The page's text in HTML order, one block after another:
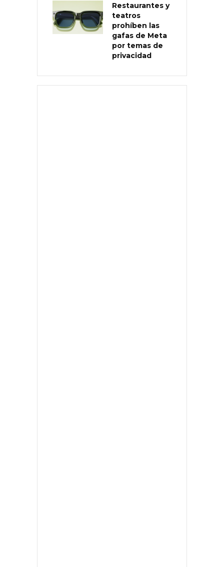
Restaurantes y
teatros
prohíben las
gafas de Meta
por temas de
privacidad